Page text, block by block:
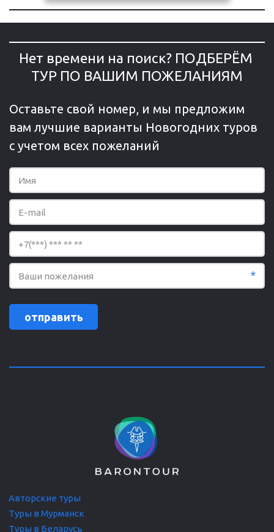
Нет времени на поиск? ПОДБЕРЁМ
ТУР ПО ВАШИМ ПОЖЕЛАНИЯМ
Оставьте свой номер, и мы предложим
вам лучшие варианты Новогодних туров
с учетом всех пожеланий
*
отправить
Авторские туры
Туры в Мурманск
Туры в Беларусь